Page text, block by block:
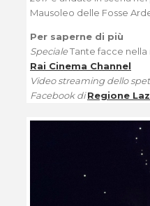
Mausoleo delle Fosse
Per saperne di più
SpecialeTante facce nella
Rai Cinema Channel
Video streaming dello
Facebook di Regione